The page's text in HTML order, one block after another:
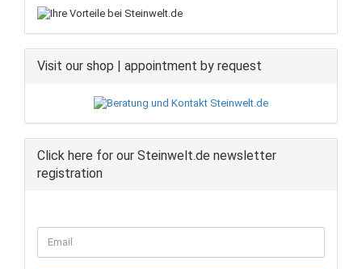
Visit our shop | appointment by request
Click here for our Steinwelt.de newsletter
registration
TO
NEWSLETTER
Email